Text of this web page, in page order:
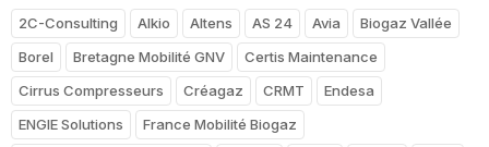
2C-Consulting Alkio Altens AS 24 Avia
Biogaz Vallée
Borel
Bretagne Mobilité GNV
Certis Maintenance
Cirrus Compresseurs
Créagaz CRMT
Endesa
ENGIE Solutions
France Mobilité Biogaz